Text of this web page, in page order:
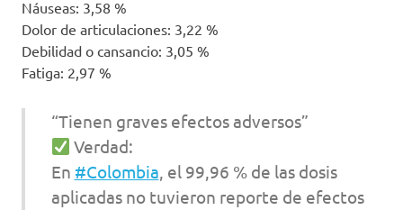
Náuseas: 3,58 %
Dolor de articulaciones: 3,22 %
Debilidad o cansancio: 3,05 %
Fatiga: 2,97 %
“Tienen graves efectos adversos”
Verdad:
En #Colombia, el 99,96 % de las dosis
aplicadas no tuvieron reporte de efectos